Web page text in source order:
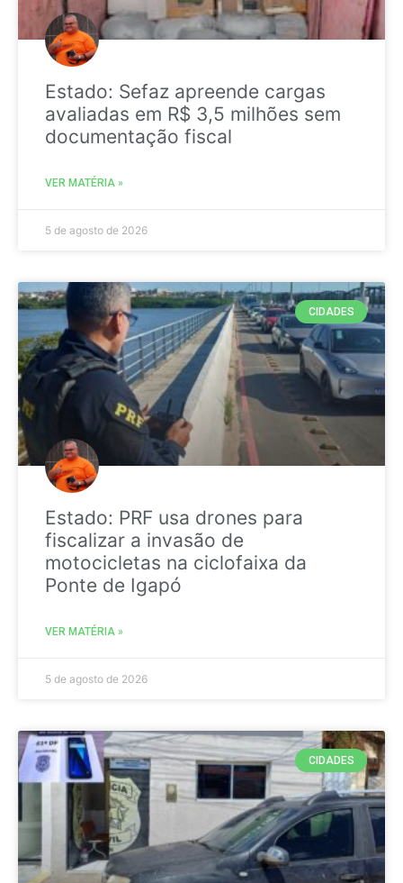
Estado: Sefaz apreende cargas
avaliadas em R$ 3,5 milhões sem
documentação fiscal
VER MATÉRIA »
5 de agosto de 2026
CIDADES
Estado: PRF usa drones para
fiscalizar a invasão de
motocicletas na ciclofaixa da
Ponte de Igapó
VER MATÉRIA »
5 de agosto de 2026
CIDADES